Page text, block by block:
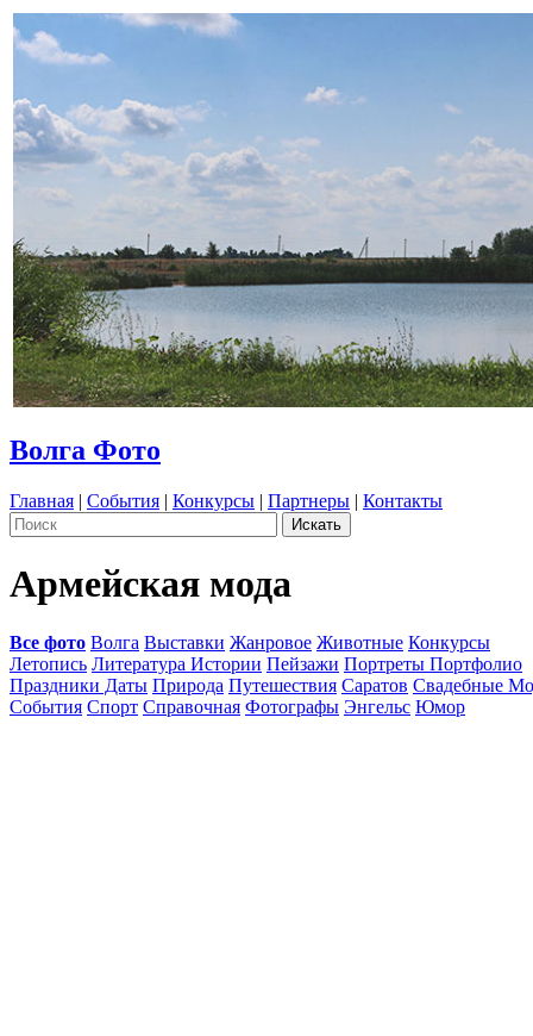
Волга Фото
Главная | События | Конкурсы | Партнеры | Контакты
Армейская мода
Все фото Волга Выставки Жанровое Животные Конкурсы
Летопись Литература Истории Пейзажи Портреты Портфолио
Праздники Даты Природа Путешествия Саратов Свадебные
События Спорт Справочная Фотографы Энгельс Юмор